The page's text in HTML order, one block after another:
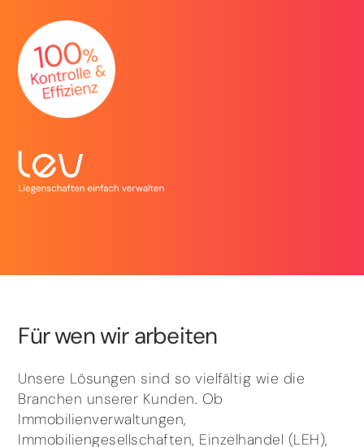
Für wen wir arbeiten
Unsere Lösungen sind so vielfältig wie die
Branchen unserer Kunden. Ob
Immobilienverwaltungen,
Immobiliengesellschaften, Einzelhandel (LEH),